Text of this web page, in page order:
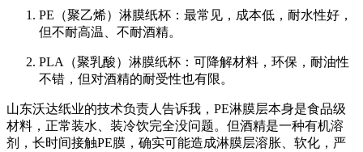
PE（聚乙烯）淋膜纸杯 ：最常见，成本低，耐水性好，
但不耐高温、不耐酒精。
PLA（聚乳酸）淋膜纸杯 ：可降解材料，环保，耐油性
不错，但对酒精的耐受性也有限。
山东沃达纸业的技术负责人告诉我， PE淋膜层本身是食品级
材料，正常装水、装冷饮完全没问题。但酒精是一种有机溶
剂，长时间接触PE膜，确实可能造成淋膜层溶胀、软化 ，严